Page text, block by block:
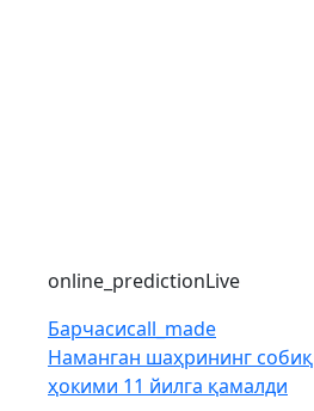
online_predictionLive
Барчасиcall_made
Наманган шаҳрининг собиқ
ҳокими 11 йилга қамалди